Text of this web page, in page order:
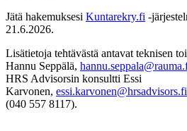
Jätä hakemuksesi Kuntarekry.fi -
21.6.2026.
Lisätietoja tehtävästä antavat teknisen
Hannu Seppälä,
HRS Advisorsin konsultti Essi
Karvonen, essi.karvonen@hrsadvisors.fi
(040 557 8117).